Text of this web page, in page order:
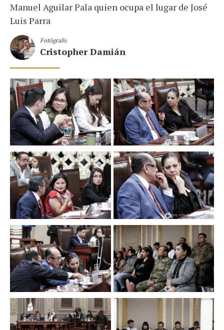
Manuel Aguilar Pala quien ocupa el lugar de José
Luis Parra
Fotógrafo
Cristopher Damián